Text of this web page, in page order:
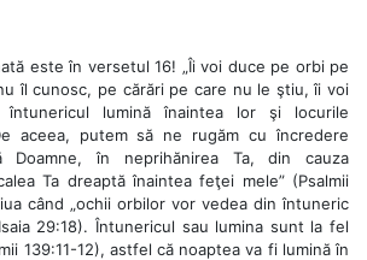
este în versetul 16! „Îi voi duce pe orbi pe
îl cunosc, pe cărări pe care nu le ştiu, îi voi
lumină înaintea lor şi locurile
aceea, putem să ne rugăm cu încredere
Doamne, în neprihănirea Ta, din cauza
Ta dreaptă înaintea feţei mele” (Psalmii
când „ochii orbilor vor vedea din întuneric
29:18). Întunericul sau lumina sunt la fel
139:11-12), astfel că noaptea va fi lumină în